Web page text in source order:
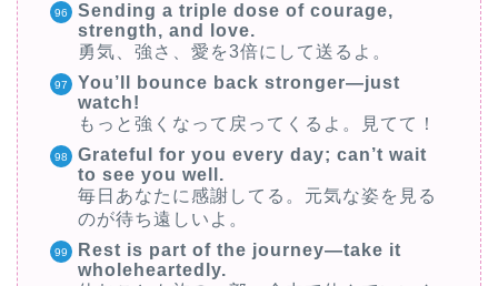
Sending a triple dose of courage,
strength, and love.
勇気、強さ、愛を3倍にして送るよ。
You’ll bounce back stronger—just
watch!
もっと強くなって戻ってくるよ。見てて！
Grateful for you every day; can’t wait
to see you well.
毎日あなたに感謝してる。元気な姿を見る
のが待ち遠しいよ。
Rest is part of the journey—take it
wholeheartedly.